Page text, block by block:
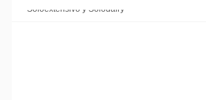
Soloextensivo y Solodairy